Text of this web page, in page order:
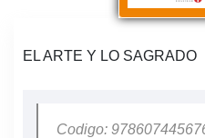
EL ARTE Y LO SAGRADO
Codigo: